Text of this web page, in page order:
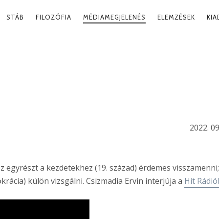
STÁB FILOZÓFIA MÉDIAMEGJELENÉS ELEMZÉSEK
2022.
a kezdetekhez (19. század) érdemes visszamenni;
külön vizsgálni. Csizmadia Ervin interjúja a Hit